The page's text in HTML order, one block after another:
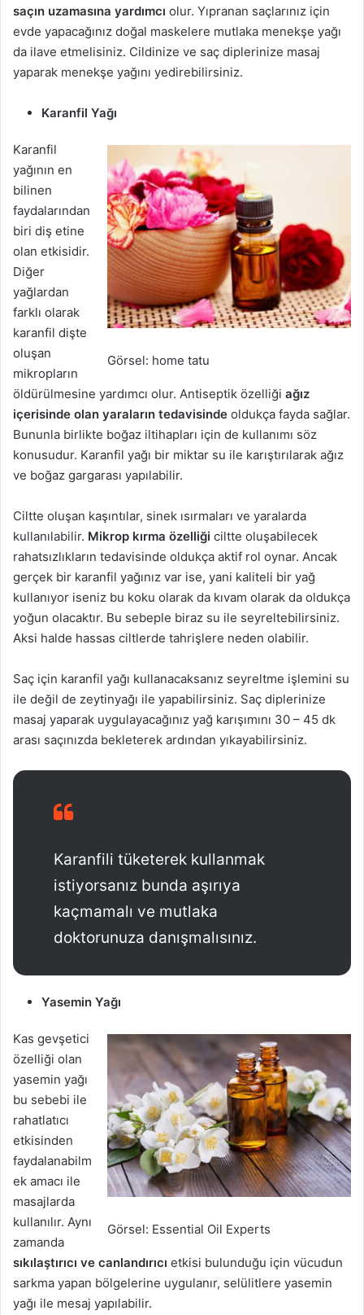
saçın uzamasına yardımcı olur. Yıpranan saçlarınız için
evde yapacağınız doğal maskelere mutlaka menekşe yağı
da ilave etmelisiniz. Cildinize ve saç diplerinize masaj
yaparak menekşe yağını yedirebilirsiniz.
Karanfil Yağı
Görsel: home tatu
Karanfil
yağının en
bilinen
faydalarından
biri diş etine
olan etkisidir.
Diğer
yağlardan
farklı olarak
karanfil dişte
oluşan
mikropların
öldürülmesine yardımcı olur. Antiseptik özelliği ağız
içerisinde olan yaraların tedavisinde oldukça fayda sağlar.
Bununla birlikte boğaz iltihapları için de kullanımı söz
konusudur. Karanfil yağı bir miktar su ile karıştırılarak ağız
ve boğaz gargarası yapılabilir.
Ciltte oluşan kaşıntılar, sinek ısırmaları ve yaralarda
kullanılabilir. Mikrop kırma özelliği ciltte oluşabilecek
rahatsızlıkların tedavisinde oldukça aktif rol oynar. Ancak
gerçek bir karanfil yağınız var ise, yani kaliteli bir yağ
kullanıyor iseniz bu koku olarak da kıvam olarak da oldukça
yoğun olacaktır. Bu sebeple biraz su ile seyreltebilirsiniz.
Aksi halde hassas ciltlerde tahrişlere neden olabilir.
Saç için karanfil yağı kullanacaksanız seyreltme işlemini su
ile değil de zeytinyağı ile yapabilirsiniz. Saç diplerinize
masaj yaparak uygulayacağınız yağ karışımını 30 – 45 dk
arası saçınızda bekleterek ardından yıkayabilirsiniz.
Karanfili tüketerek kullanmak
istiyorsanız bunda aşırıya
kaçmamalı ve mutlaka
doktorunuza danışmalısınız.
Yasemin Yağı
Görsel: Essential Oil Experts
Kas gevşetici
özelliği olan
yasemin yağı
bu sebebi ile
rahatlatıcı
etkisinden
faydalanabilm
ek amacı ile
masajlarda
kullanılır. Aynı
zamanda
sıkılaştırıcı ve canlandırıcı etkisi bulunduğu için vücudun
sarkma yapan bölgelerine uygulanır, selülitlere yasemin
yağı ile mesaj yapılabilir.